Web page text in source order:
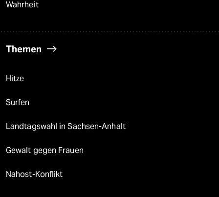
Wahrheit
Themen
Hitze
Surfen
Landtagswahl in Sachsen-Anhalt
Gewalt gegen Frauen
Nahost-Konflikt